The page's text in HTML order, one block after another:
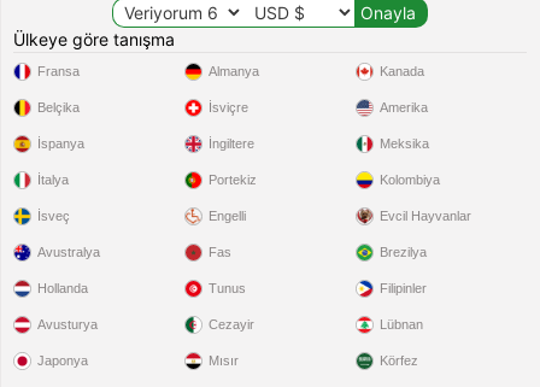
Ülkeye göre tanışma
Fransa
Belçika
İspanya
İtalya
İsveç
Almanya
İsviçre
İngiltere
Portekiz
Engelli
Kanada
Amerika
Meksika
Kolombiya
Evcil Hayvanlar
Avustralya
Hollanda
Avusturya
Japonya
Fas
Tunus
Cezayir
Mısır
Brezilya
Filipinler
Lübnan
Körfez